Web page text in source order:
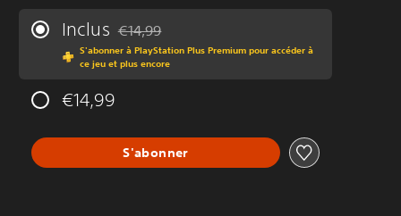
Inclus Remise par rapport au prix d'origine de €14,99
€14,99
S'abonner à PlayStation Plus Premium pour accéder à
ce jeu et plus encore
€14,99
S'abonner